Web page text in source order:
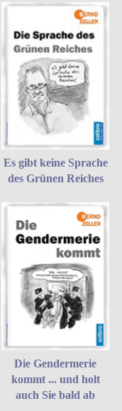
Es gibt keine Sprache
des Grünen Reiches
Die Gendermerie
kommt ... und holt
auch Sie bald ab